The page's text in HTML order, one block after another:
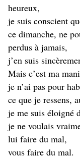
heureux,
je suis conscient
ce dimanche, ne
perdus à jamais,
j’en suis
Mais c’est ma
je n’ai pas pour
ce que je ressens,
je me suis éloigné
je ne voulais
lui faire du mal,
vous faire du mal.